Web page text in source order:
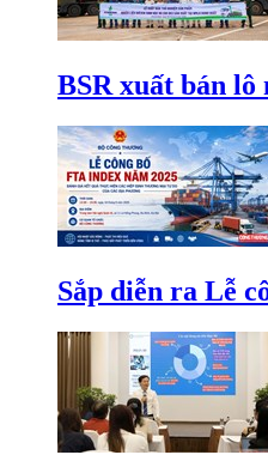
BSR xuất bán lô
Sắp diễn ra Lễ